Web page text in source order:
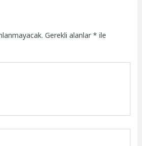
Gerekli alanlar* ile